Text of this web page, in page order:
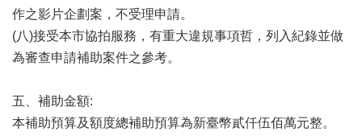
訊
影
區
作之影片企劃案，不受理申請。
(八)接受本市協拍服務，有重大違規事項哲，列入紀錄並做
為審查申請補助案件之參考。
五、補助金額:
本補助預算及額度總補助預算為新臺幣貳仟伍佰萬元整。